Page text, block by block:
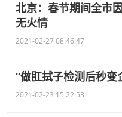
北京：春节期间全市
无火情
2021-02-27 08:46:47
“做肛拭子检测后秒变
2021-02-23 15:22:53